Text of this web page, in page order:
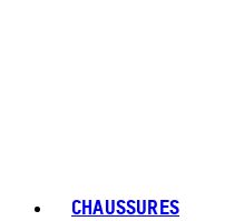
CHAUSSURES